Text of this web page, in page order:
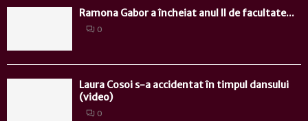
Ramona Gabor a încheiat anul II de facultate...
0
Laura Cosoi s-a accidentat în timpul dansului
(video)
0